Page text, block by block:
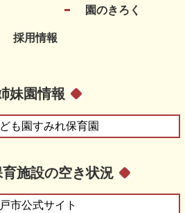
園のきろく
採用情報
妹園情報
も園すみれ保育園
育施設の空き状況
市公式サイト